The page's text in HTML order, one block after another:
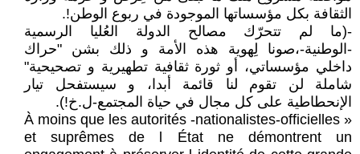
الثقافة بكل مؤسساتها الموجودة في ربوع الوطن!.
-(ما لم تتحرّك مصالح الدولة العُليا الرسمية
-الوطنية-،صونا لِهوية هذه الأمة و ذلك بشن "حراك
داخلي مؤسساتي، أو ثورة ثقافية تطهيرية و تصحيحية"
شاملة لن تقوم لنا قائمة أبدا، و سيستفحل تيار
الإنحطاطية على كل مجال في حياة المجتمع-ل.خ!).
« À moins que les autorités -nationalistes-officielles
et suprêmes de l État ne démontrent un